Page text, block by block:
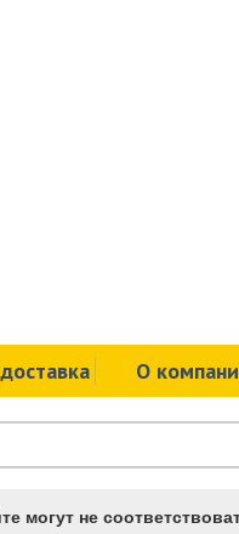
О
могут не